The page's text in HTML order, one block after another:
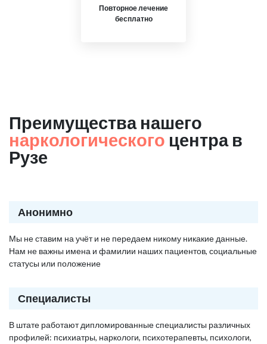
Повторное лечение
бесплатно
Преимущества нашего
наркологического центра в
Рузе
Анонимно
Мы не ставим на учёт и не передаем никому никакие данные.
Нам не важны имена и фамилии наших пациентов, социальные
статусы или положение
Специалисты
В штате работают дипломированные специалисты различных
профилей: психиатры, наркологи, психотерапевты, психологи,